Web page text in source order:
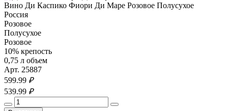
Вино Ди Каспико Фиори Ди Маре Розовое Полусухое
Россия
Розовое
Полусухое
Розовое
10% крепость
0,75 л объем
Арт. 25887
599.99 ₽
539.99 ₽